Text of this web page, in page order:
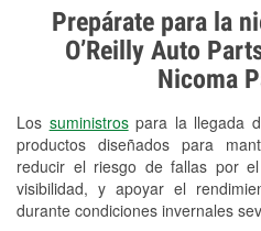
Prepárate para la
O’Reilly Auto
Nicoma
Los suministrospara la llegada
productos diseñados para
reducir el riesgo de fallas por
visibilidad, y apoyar el
durante condiciones invernales
Prueba de
arrancadores
Revisión de la
Reciclaje de
Instalación de
Instalación de